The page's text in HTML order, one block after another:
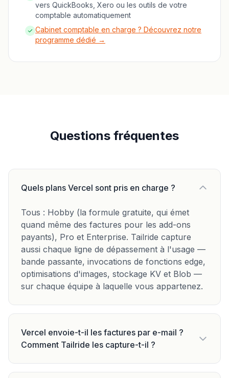
vers QuickBooks, Xero ou les outils de votre
comptable automatiquement
Cabinet comptable en charge ? Découvrez notre
programme dédié →
Questions fréquentes
Quels plans Vercel sont pris en charge ?
Tous : Hobby (la formule gratuite, qui émet
quand même des factures pour les add-ons
payants), Pro et Enterprise. Tailride capture
aussi chaque ligne de dépassement à l'usage —
bande passante, invocations de fonctions edge,
optimisations d'images, stockage KV et Blob —
sur chaque équipe à laquelle vous appartenez.
Vercel envoie-t-il les factures par e-mail ?
Comment Tailride les capture-t-il ?